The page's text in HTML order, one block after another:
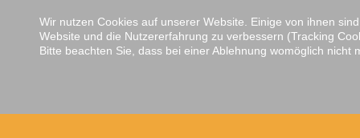
Wir nutzen Cookies auf unserer Website. Einige von ihnen
Website und die Nutzererfahrung zu verbessern (Tracking
Bitte beachten Sie, dass bei einer Ablehnung womöglich